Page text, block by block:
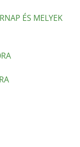
ÉS MELYEK